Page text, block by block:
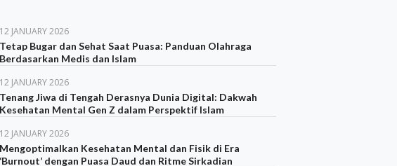
12 JANUARY 2026
Tetap Bugar dan Sehat Saat Puasa: Panduan Olahraga
Berdasarkan Medis dan Islam
12 JANUARY 2026
Tenang Jiwa di Tengah Derasnya Dunia Digital: Dakwah
Kesehatan Mental Gen Z dalam Perspektif Islam
12 JANUARY 2026
Mengoptimalkan Kesehatan Mental dan Fisik di Era
‘Burnout’ dengan Puasa Daud dan Ritme Sirkadian